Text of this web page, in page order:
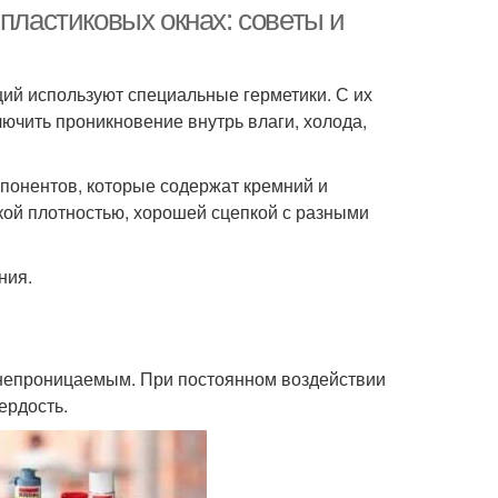
окнах: советы и
используют специальные герметики. С их
проникновение внутрь влаги, холода,
которые содержат кремний и
плотностью, хорошей сцепкой с разными
При постоянном воздействии